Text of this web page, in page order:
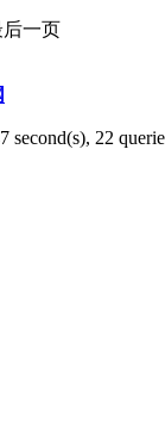
后一页
second(s), 22